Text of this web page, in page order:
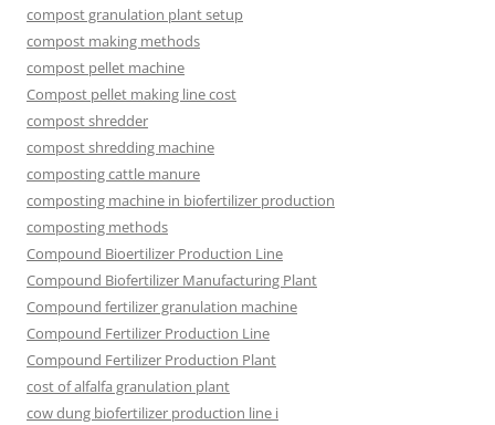
compost granulation plant setup
compost making methods
compost pellet machine
Compost pellet making line cost
compost shredder
compost shredding machine
composting cattle manure
composting machine in biofertilizer production
composting methods
Compound Bioertilizer Production Line
Compound Biofertilizer Manufacturing Plant
Compound fertilizer granulation machine
Compound Fertilizer Production Line
Compound Fertilizer Production Plant
cost of alfalfa granulation plant
cow dung biofertilizer production line i